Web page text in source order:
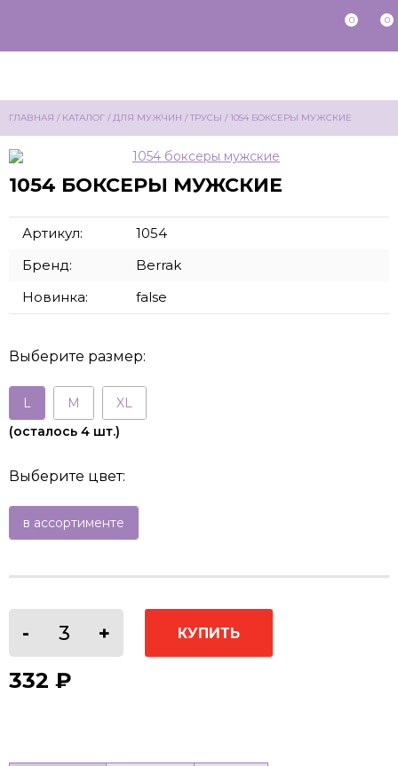
0
0
ГЛАВНАЯ / КАТАЛОГ /ДЛЯ МУЖЧИН /ТРУСЫ /1054 БОКСЕРЫ МУЖСКИЕ
1054 БОКСЕРЫ МУЖСКИЕ
Артикул:
1054
Бренд:
Berrak
Новинка:
false
Выберите размер:
L M
XL
(осталось 4 шт.)
Выберите цвет:
в ассортименте
332 ₽